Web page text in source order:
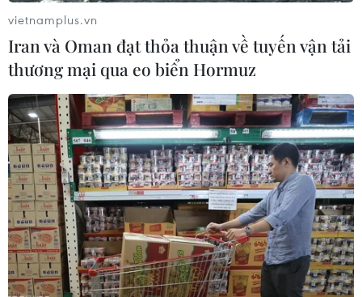
Hồi phục cuối phiên, chỉ số VN-Index trụ
lại ngưỡng 751 điểm
vietnamplus.vn
Iran và Oman đạt thỏa thuận về tuyến vận tải
thương mại qua eo biển Hormuz